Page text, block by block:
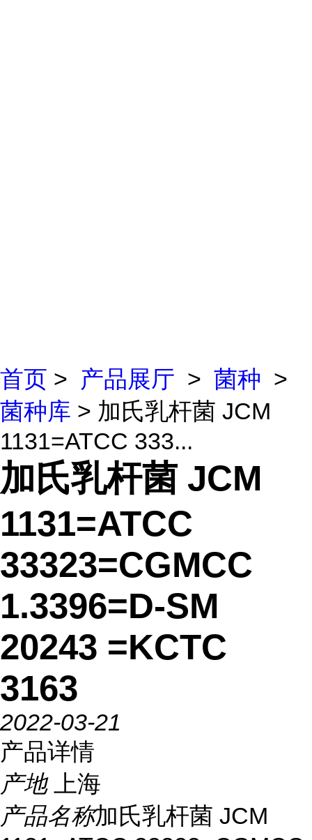
首页 > 产品展厅 > 菌种 >
菌种库 > 加氏乳杆菌 JCM
1131=ATCC 333...
加氏乳杆菌 JCM
1131=ATCC
33323=CGMCC
1.3396=D-SM
20243 =KCTC
3163
2022-03-21
产品详情
产地
上海
产品名称加氏乳杆菌 JCM